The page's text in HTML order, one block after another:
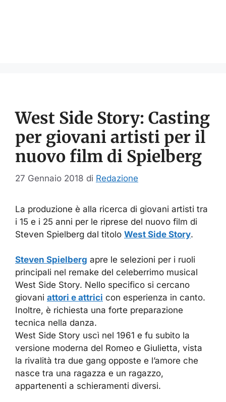
West Side Story: Casting
per giovani artisti per il
nuovo film di Spielberg
27 Gennaio 2018 di Redazione
La produzione è alla ricerca di giovani artisti tra
i 15 e i 25 anni per le riprese del nuovo film di
Steven Spielberg dal titolo West Side Story.
Steven Spielberg apre le selezioni per i ruoli
principali nel remake del celeberrimo musical
West Side Story. Nello specifico si cercano
giovani attori e attrici con esperienza in canto.
Inoltre, è richiesta una forte preparazione
tecnica nella danza.
West Side Story uscì nel 1961 e fu subito la
versione moderna del Romeo e Giulietta, vista
la rivalità tra due gang opposte e l’amore che
nasce tra una ragazza e un ragazzo,
appartenenti a schieramenti diversi.